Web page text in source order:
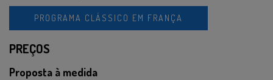
PROGRAMA CLÁSSICO EM FRANÇA
PREÇOS
Proposta à medida